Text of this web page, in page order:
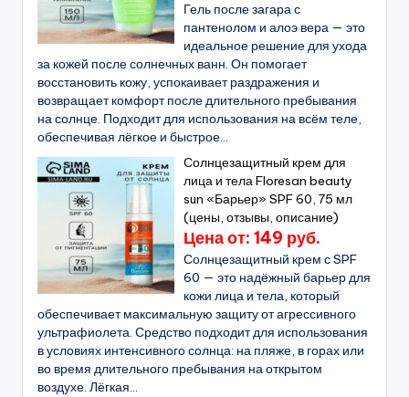
Гель после загара с
пантенолом и алоэ вера — это
идеальное решение для ухода
за кожей после солнечных ванн. Он помогает
восстановить кожу, успокаивает раздражения и
возвращает комфорт после длительного пребывания
на солнце. Подходит для использования на всём теле,
обеспечивая лёгкое и быстрое...
Солнцезащитный крем для
лица и тела Floresan beauty
sun «Барьер» SPF 60, 75 мл
(цены, отзывы, описание)
Цена от: 149 руб.
Солнцезащитный крем с SPF
60 — это надёжный барьер для
кожи лица и тела, который
обеспечивает максимальную защиту от агрессивного
ультрафиолета. Средство подходит для использования
в условиях интенсивного солнца: на пляже, в горах или
во время длительного пребывания на открытом
воздухе. Лёгкая...